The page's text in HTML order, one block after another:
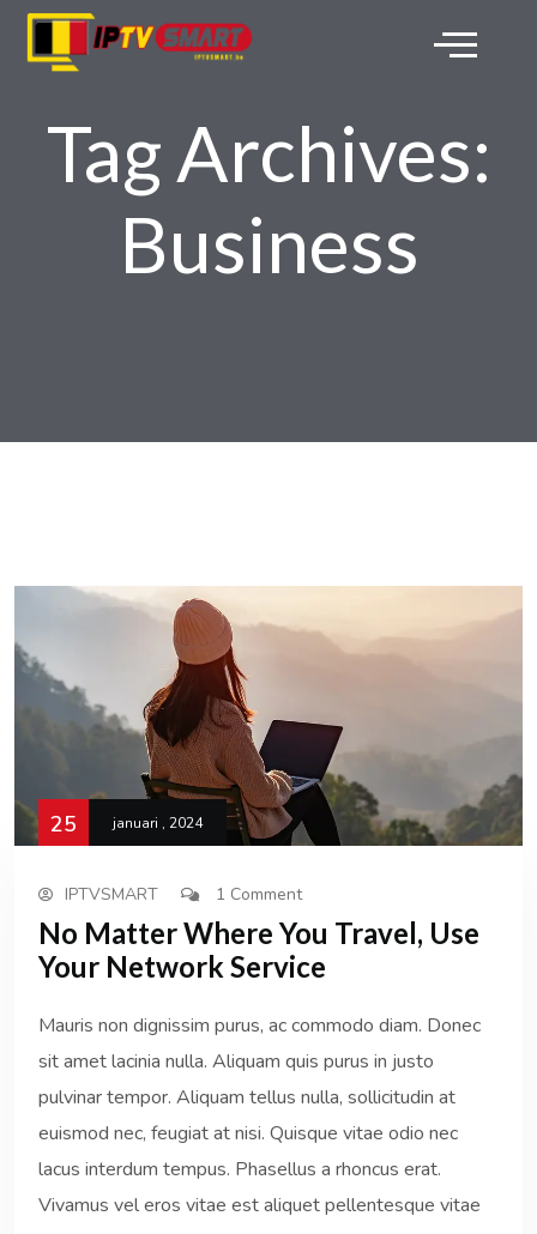
Tag Archives:
Business
25 januari , 2024
IPTVSMART 1 Comment
No Matter Where You Travel, Use
Your Network Service
Mauris non dignissim purus, ac commodo diam. Donec
sit amet lacinia nulla. Aliquam quis purus in justo
pulvinar tempor. Aliquam tellus nulla, sollicitudin at
euismod nec, feugiat at nisi. Quisque vitae odio nec
lacus interdum tempus. Phasellus a rhoncus erat.
Vivamus vel eros vitae est aliquet pellentesque vitae